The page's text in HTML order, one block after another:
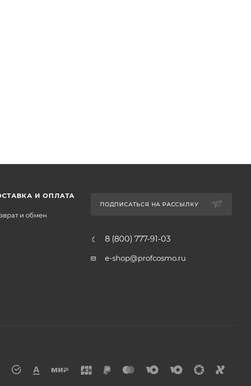
И ОПЛАТА
и обмен
ПОДПИСАТЬСЯ НА РАССЫЛКУ
8 (800) 777-91-03
e-shop@profcosmo.ru